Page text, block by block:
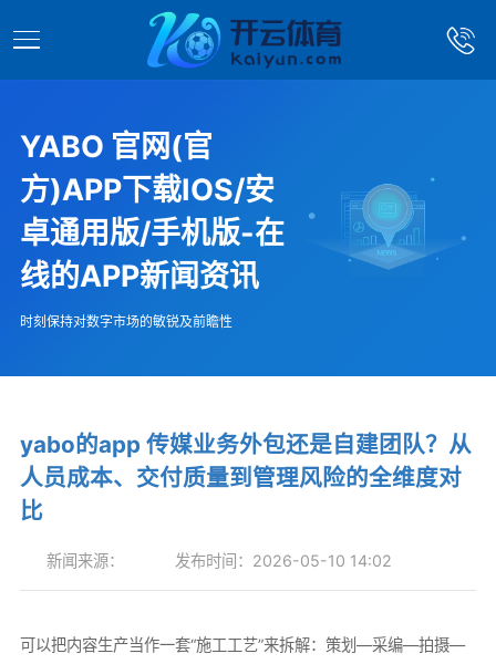
YABO 官网(官
方)APP下载IOS/安
卓通用版/手机版-在
线的APP新闻资讯
时刻保持对数字市场的敏锐及前瞻性
yabo的app 传媒业务外包还是自建团队？从
人员成本、交付质量到管理风险的全维度对
比
新闻来源： 发布时间：2026-05-10 14:02
可以把内容生产当作一套“施工工艺”来拆解：策划—采编—拍摄—